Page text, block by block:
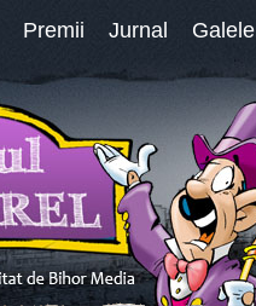
Premii Jurnal Galele